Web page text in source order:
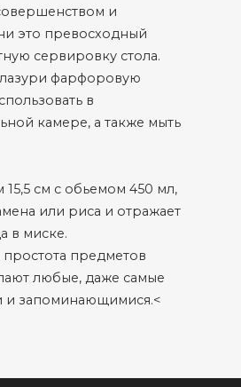
и
это превосходный
сервировку стола.
фарфоровую
в
камере, а также мыть
см с обьемом 450 мл,
или риса и отражает
в миске.
простота предметов
любые, даже самые
и запоминающимися.<